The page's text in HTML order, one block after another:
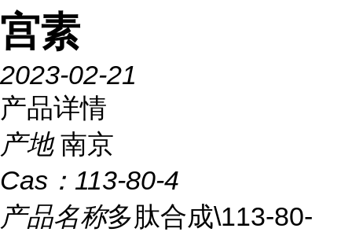
宫素
2023-02-21
产品详情
产地 南京
Cas： 113-80-4
产品名称多肽合成\113-80-